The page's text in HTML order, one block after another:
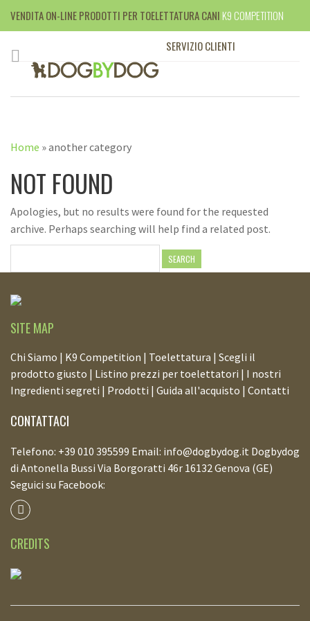
VENDITA ON-LINE PRODOTTI PER TOELETTATURA CANI K9 COMPETITION
SERVIZIO CLIENTI
Home »another category
NOT FOUND
Apologies, but no results were found for the requested
archive. Perhaps searching will help find a related post.
SITE MAP
Chi Siamo | K9 Competition | Toelettatura | Scegli il
prodotto giusto | Listino prezzi per toelettatori | I nostri
Ingredienti segreti | Prodotti | Guida all'acquisto | Contatti
CONTATTACI
Telefono: +39 010 395599 Email: info@dogbydog.it Dogbydog
di Antonella Bussi Via Borgoratti 46r 16132 Genova (GE)
Seguici su Facebook:
CREDITS